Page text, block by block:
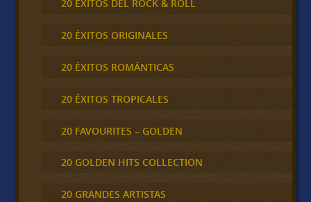
20 ÉXITOS DEL ROCK & ROLL
20 ÉXITOS ORIGINALES
20 ÉXITOS ROMÁNTICAS
20 ÉXITOS TROPICALES
20 FAVOURITES – GOLDEN
20 GOLDEN HITS COLLECTION
20 GRANDES ARTISTAS